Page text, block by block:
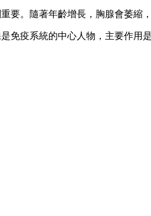
要。隨著年齡增長，胸腺會萎縮
疫系統的中心人物，主要作用